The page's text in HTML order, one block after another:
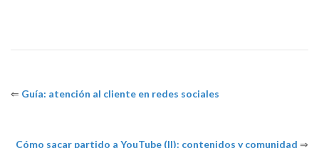
⇐ Guía: atención al cliente en redes sociales
Cómo sacar partido a YouTube (II): contenidos y comunidad ⇒